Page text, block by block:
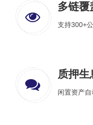
多链覆
支持300+
质押生
闲置资产